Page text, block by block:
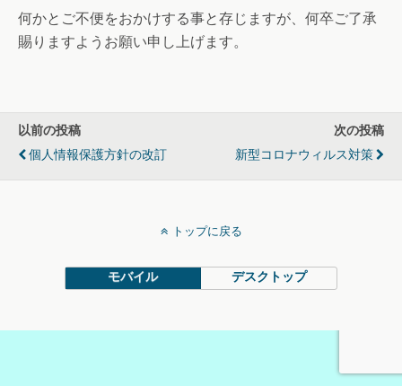
何かとご不便をおかけする事と存じますが、何卒ご了承
賜りますようお願い申し上げます。
以前の投稿
個人情報保護方針の改訂
次の投稿
新型コロナウィルス対策
トップに戻る
モバイル デスクトップ